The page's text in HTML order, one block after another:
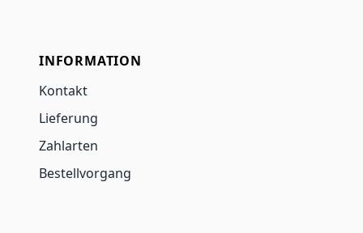
INFORMATION
Kontakt
Lieferung
Zahlarten
Bestellvorgang